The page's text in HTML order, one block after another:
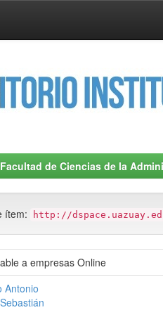
Facultad de Ciencias de la
ítem: http://
a empresas Online
Antonio